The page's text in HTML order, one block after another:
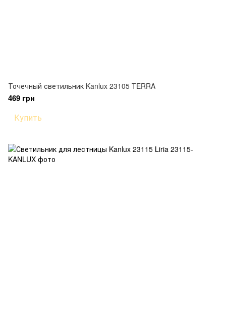
Точечный светильник Kanlux 23105 TERRA
469 грн
Купить